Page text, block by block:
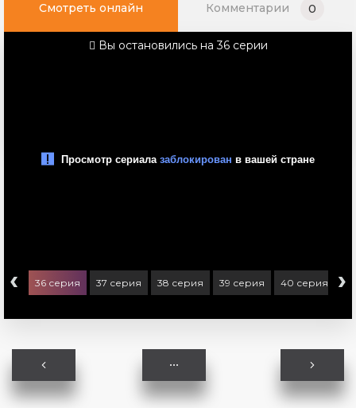
Смотреть онлайн Комментарии 0
Вы остановились на 36 серии
‹ 36 серия 37 серия 38 серия 39 серия 40 серия ›